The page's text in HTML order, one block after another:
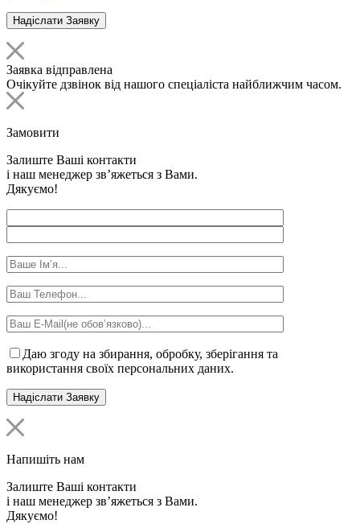
Заявка відправлена
Очікуйте дзвінок від нашого спеціаліста найближчим часом.
Замовити
Залиште Ваші контакти
і наш менеджер зв’яжеться з Вами.
Дякуємо!
Даю згоду на збирання, обробку, зберігання та
використання своїх персональних даних.
Напишіть нам
Залиште Ваші контакти
і наш менеджер зв’яжеться з Вами.
Дякуємо!